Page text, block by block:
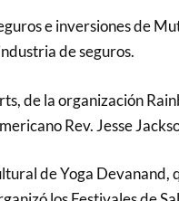
e inversiones de
de seguros.
de la organización
Rev. Jesse
de Yoga Devanand,